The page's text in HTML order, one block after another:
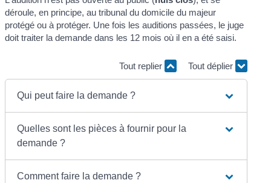
déroule, en principe, au tribunal du domicile du majeur
protégé ou à protéger. Une fois les auditions passées, le juge
doit traiter la demande dans les 12 mois où il en a été saisi.
Tout replier Tout déplier
Qui peut faire la demande ?
Quelles sont les pièces à fournir pour la
demande ?
Comment faire la demande ?